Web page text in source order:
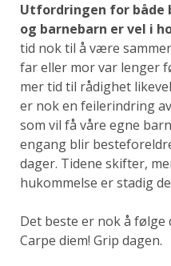
Utfordringen for
og barnebarn er vel i
tid nok til å være
far eller mor var lenger
mer tid til rådighet
er nok en feilerindring
som vil få våre egne
engang blir
dager. Tidene skifter,
hukommelse er stadig
Det beste er nok å følge
Carpe diem! Grip dagen.